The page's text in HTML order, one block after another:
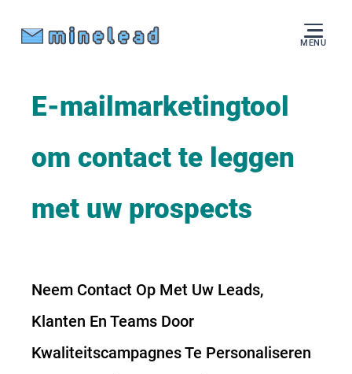
MENU
E-mailmarketingtool
om contact te leggen
met uw prospects
Neem Contact Op Met Uw Leads,
Klanten En Teams Door
Kwaliteitscampagnes Te Personaliseren